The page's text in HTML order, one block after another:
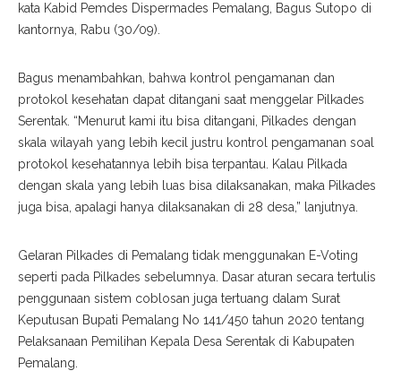
kata Kabid Pemdes Dispermades Pemalang, Bagus Sutopo di
kantornya, Rabu (30/09).
Bagus menambahkan, bahwa kontrol pengamanan dan
protokol kesehatan dapat ditangani saat menggelar Pilkades
Serentak. “Menurut kami itu bisa ditangani, Pilkades dengan
skala wilayah yang lebih kecil justru kontrol pengamanan soal
protokol kesehatannya lebih bisa terpantau. Kalau Pilkada
dengan skala yang lebih luas bisa dilaksanakan, maka Pilkades
juga bisa, apalagi hanya dilaksanakan di 28 desa,” lanjutnya.
Gelaran Pilkades di Pemalang tidak menggunakan E-Voting
seperti pada Pilkades sebelumnya. Dasar aturan secara tertulis
penggunaan sistem coblosan juga tertuang dalam Surat
Keputusan Bupati Pemalang No 141/450 tahun 2020 tentang
Pelaksanaan Pemilihan Kepala Desa Serentak di Kabupaten
Pemalang.